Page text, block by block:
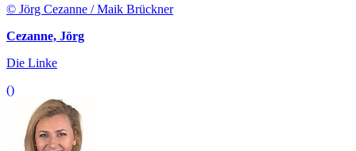
© Jörg Cezanne / Maik Brückner
Cezanne, Jörg
Die Linke
()